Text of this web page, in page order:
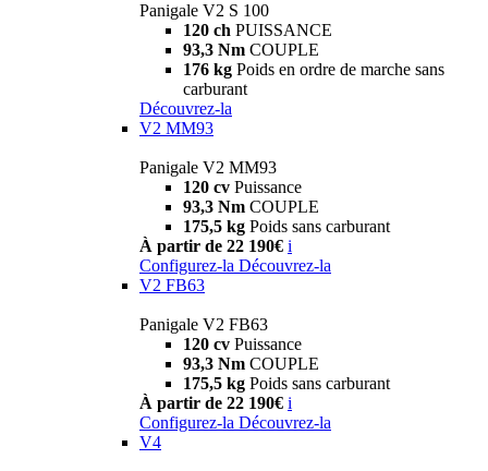
Panigale V2 S 100
120 ch PUISSANCE
93,3 Nm COUPLE
176 kg Poids en ordre de marche sans
carburant
Découvrez-la
V2 MM93
Panigale V2 MM93
120 cv Puissance
93,3 Nm COUPLE
175,5 kg Poids sans carburant
À partir de 22 190€ i
Configurez-la Découvrez-la
V2 FB63
Panigale V2 FB63
120 cv Puissance
93,3 Nm COUPLE
175,5 kg Poids sans carburant
À partir de 22 190€ i
Configurez-la Découvrez-la
V4